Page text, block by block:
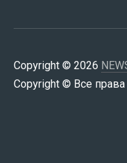
Copyright © 2026
Copyright © Все